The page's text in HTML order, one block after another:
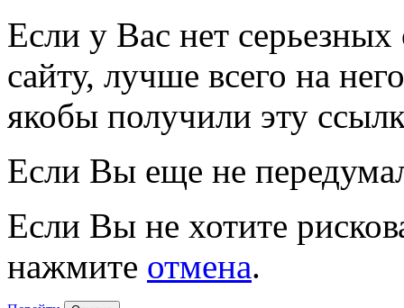
Если у Вас нет
сайту, лучше всего на
якобы получили эту
Если Вы еще не
Если Вы не хотите
нажмите отмена.